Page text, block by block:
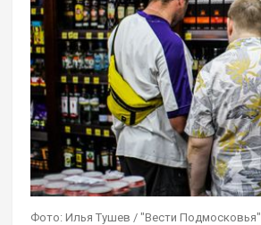
Фото: Илья Тушев / "Вести Подмосковья"